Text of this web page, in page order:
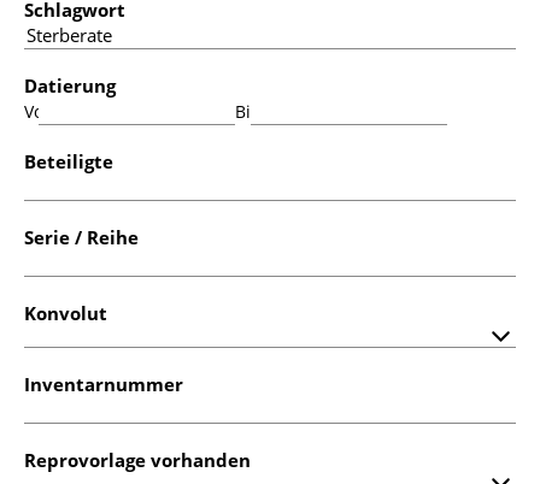
Schlagwort
Datierung
Von: Bis:
Beteiligte
Serie / Reihe
Konvolut
Inventarnummer
Reprovorlage vorhanden